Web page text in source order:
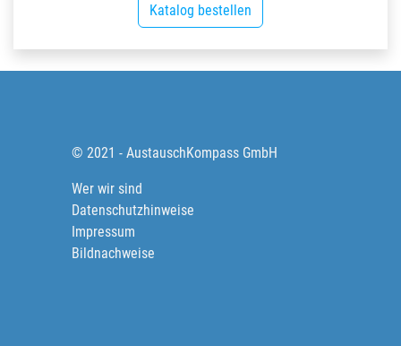
Katalog bestellen
© 2021 - AustauschKompass GmbH
Wer wir sind
Datenschutzhinweise
Impressum
Bildnachweise